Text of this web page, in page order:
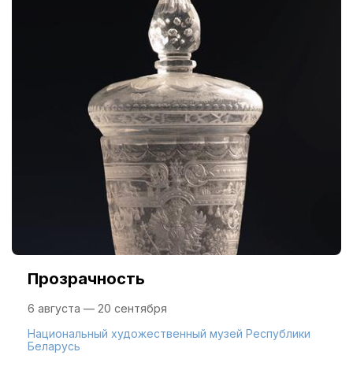
Прозрачность
6 августа — 20 сентября
Национальный художественный музей Республики
Беларусь